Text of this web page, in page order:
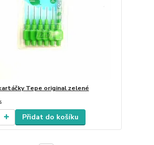
Tepe original zelené
Přidat do košíku